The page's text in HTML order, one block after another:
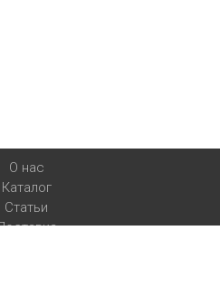
О нас
Каталог
Статьи